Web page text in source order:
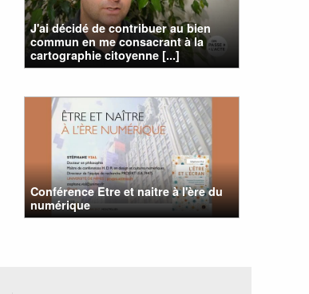
J'ai décidé de contribuer au bien
commun en me consacrant à la
cartographie citoyenne [...]
Conférence Etre et naitre à l'ère du
numérique